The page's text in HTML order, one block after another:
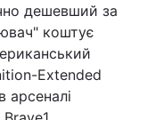
дешевший за
коштує
Extended
арсеналі